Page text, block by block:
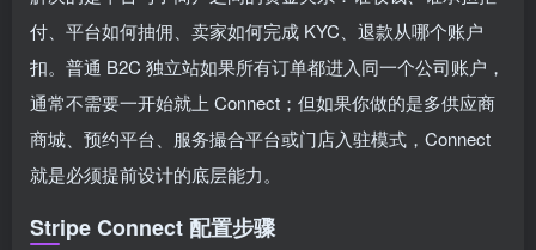
付、平台如何抽佣、卖家如何完成 KYC、退款从哪个账户
扣。普通 B2C 独立站如果所有订单都进入同一个公司账户，
通常不需要一开始就上 Connect；但如果你做的是多供应商
商城、预约平台、服务撮合平台或门店入驻模式，Connect
就是必须提前设计的底层能力。
Stripe Connect 配置步骤